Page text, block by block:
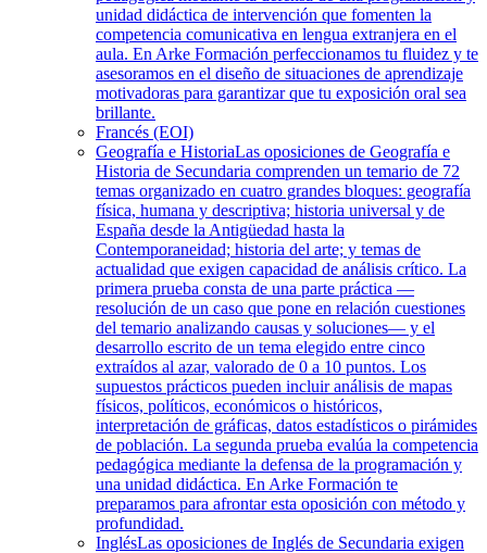
unidad didáctica de intervención que fomenten la
competencia comunicativa en lengua extranjera en el
aula. En Arke Formación perfeccionamos tu fluidez y te
asesoramos en el diseño de situaciones de aprendizaje
motivadoras para garantizar que tu exposición oral sea
brillante.
Francés (EOI)
Geografía e HistoriaLas oposiciones de Geografía e
Historia de Secundaria comprenden un temario de 72
temas organizado en cuatro grandes bloques: geografía
física, humana y descriptiva; historia universal y de
España desde la Antigüedad hasta la
Contemporaneidad; historia del arte; y temas de
actualidad que exigen capacidad de análisis crítico. La
primera prueba consta de una parte práctica —
resolución de un caso que pone en relación cuestiones
del temario analizando causas y soluciones— y el
desarrollo escrito de un tema elegido entre cinco
extraídos al azar, valorado de 0 a 10 puntos. Los
supuestos prácticos pueden incluir análisis de mapas
físicos, políticos, económicos o históricos,
interpretación de gráficas, datos estadísticos o pirámides
de población. La segunda prueba evalúa la competencia
pedagógica mediante la defensa de la programación y
una unidad didáctica. En Arke Formación te
preparamos para afrontar esta oposición con método y
profundidad.
InglésLas oposiciones de Inglés de Secundaria exigen